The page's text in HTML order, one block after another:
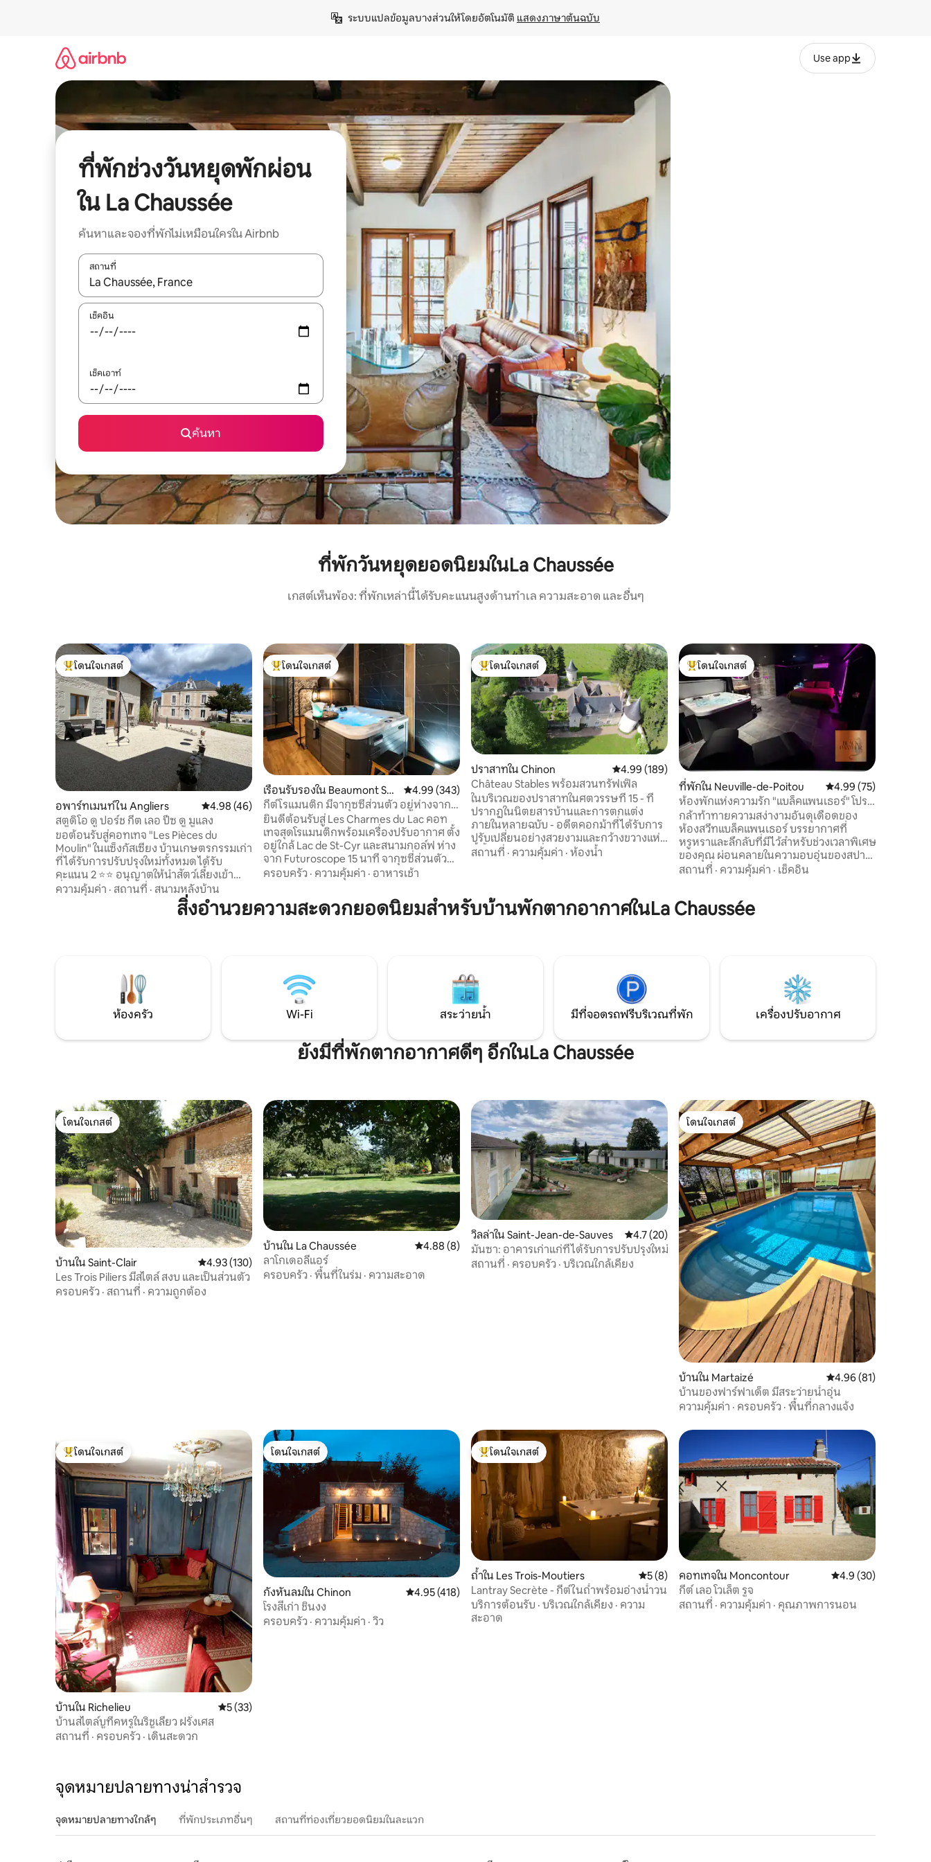
ระบบแปลข้อมูลบางส่วนให้โดยอัตโนมัติ แสดงภาษาต้นฉบับ
Use app
ที่พักช่วงวันหยุดพักผ่อน
ใน La Chaussée
ค้นหาและจองที่พักไม่เหมือนใครใน Airbnb
สถานที่
ใช้ลูกศรขึ้นลง หรือใช้การสัมผัสหรือปัด เพื่อสำรวจผลการค้นหา
เช็คอิน
เช็คเอาท์
ค้นหา
ที่พักวันหยุดยอดนิยมในLa Chaussée
เกสต์เห็นพ้อง: ที่พักเหล่านี้ได้รับคะแนนสูงด้านทำเล ความสะอาด และอื่นๆ
โดนใจเกสต์ที่สุด
โดนใจเกสต์
อพาร์ทเมนท์ใน Angliers คะแนนเฉลี่ย 4.98 จาก 5, 46 รีวิว
4.98 (46)
สตูดิโอ ดู ปอร์ช กีต เลอ ปีซ ดู มูแลง
ขอต้อนรับสู่คอทเทจ "Les Pièces du
Moulin" ในแซ็งกัสเซียง บ้านเกษตรกรรมเก่า
ที่ได้รับการปรับปรุงใหม่ทั้งหมด ได้รับ
คะแนน 2 ⭐️⭐️ อนุญาตให้นำสัตว์เลี้ยงเข้า
ที่พักได้ (สูงสุด 2 ตัว) ยกเว้นแมว สตูดิโอ
Porche เป็นสตูดิโอที่มีเฟอร์นิเจอร์ครบครัน
มีอุปกรณ์ครบครันพร้อมเครื่องซักผ้าผสม
กาแฟแบบแพ็ค 1 แพ็คต่อคนให้บริการเมื่อมา
ความคุ้มค่า · สถานที่ · สนามหลังบ้าน
โดนใจเกสต์ที่สุด
โดนใจเกสต์
เรือนรับรองใน Beaumont Sai
nt-Cyr
คะแนนเฉลี่ย 4.99 จาก 5, 343 รีวิว
4.99 (343)
กีต์โรแมนติก มีจากุซซี่ส่วนตัว อยู่ห่างจากฟู
ทูโรสโคป 15 นาที
ยินดีต้อนรับสู่ Les Charmes du Lac คอท
เทจสุดโรแมนติกพร้อมเครื่องปรับอากาศ ตั้ง
อยู่ใกล้ Lac de St-Cyr และสนามกอล์ฟ ห่าง
จาก Futuroscope 15 นาที จากุซซี่ส่วนตัว
โซฟา Love หน้าจอขนาดใหญ่พร้อม Netflix,
Prime...: ที่พักที่ออกแบบมาเพื่อความเป็น
อยู่ที่ดีและความรู้สึกดีในบรรยากาศที่อบอุ่น
และเป็นกันเอง เหมาะสำหรับการพักผ่อน
ครอบครัว · ความคุ้มค่า · อาหารเช้า
โดนใจเกสต์ที่สุด
โดนใจเกสต์
ปราสาทใน Chinon คะแนนเฉลี่ย 4.99 จาก 5, 189 รีวิว
4.99 (189)
Château Stables พร้อมสวนทรัฟเฟิล
ในบริเวณของปราสาทในศตวรรษที่ 15 - ที่
ปรากฏในนิตยสารบ้านและการตกแต่ง
ภายในหลายฉบับ - อดีตคอกม้าที่ได้รับการ
ปรับเปลี่ยนอย่างสวยงามและกว้างขวางแห่ง
นี้ตั้งอยู่ในสวนที่งดงามพร้อมวิวเหนือสวน
เห็ดทรัฟเฟิลขนาด 10 เอเคอร์ของเรา เต็มไป
อบอุ่นในช่วงเดือนที่อากาศเย็นลงและมีการ
ล่าทรัฟเฟิล ลานที่มีหลังคาคลุมเหมาะ
สถานที่ · ความคุ้มค่า · ห้องน้ำ
โดนใจเกสต์ที่สุด
โดนใจเกสต์
ที่พักใน Neuville-de-Poitou คะแนนเฉลี่ย 4.99 จาก
4.99 (75)
ห้องพักแห่งความรัก "แบล็คแพนเธอร์" โปร
เชฟูทูโรสโคป
กล้าท้าทายความสง่างามอันดุเดือดของ
ห้องสวีทแบล็คแพนเธอร์ บรรยากาศที่
หรูหราและลึกลับที่มีไว้สำหรับช่วงเวลาพิเศษ
ของคุณ ผ่อนคลายในความอบอุ่นของสปา
ส่วนตัวระดับไฮเอนด์และยอมจำนนต่อ
ความสะดวกสบายแบบราชวงศ์ของเตียงคิง
บรรยากาศที่อบอุ่น ทุกรายละเอียดชวนให้
สถานที่ · ความคุ้มค่า · เช็คอิน
สิ่งอำนวยความสะดวกยอดนิยมสำหรับบ้านพักตากอากาศในLa Chaussée
ห้องครัว Wi-Fi สระว่ายน้ำ มีที่จอดรถฟรีบริเวณที่พัก เครื่องปรับอากาศ
ยังมีที่พักตากอากาศดีๆ อีกในLa Chaussée
โดนใจเกสต์
โดนใจเกสต์
บ้านใน Saint-Clair คะแนนเฉลี่ย 4.93 จาก 5, 130 รีวิว
4.93 (130)
Les Trois Piliers มีสไตล์ สงบ และเป็นส่วนตัว
ครอบครัว · สถานที่ · ความถูกต้อง
บ้านใน La Chaussée คะแนนเฉลี่ย 4.88 จาก 5, 8 รีวิว
4.88 (8)
ลาโกเดอลีแอร์
ครอบครัว · พื้นที่ในร่ม · ความสะอาด
วิลล่าใน Saint-Jean-de-Sauves คะแนนเฉลี่ย 4.7 จาก 5, 20 รีวิว
4.7 (20)
มันซา: อาคารเก่าแก่ที่ได้รับการปรับปรุงใหม่
สถานที่ · ครอบครัว · บริเวณใกล้เคียง
โดนใจเกสต์
โดนใจเกสต์
บ้านใน Martaizé คะแนนเฉลี่ย 4.96 จาก
4.96 (81)
บ้านของฟาร์ฟาเด็ต มีสระว่ายน้ำอุ่น
ความคุ้มค่า · ครอบครัว · พื้นที่กลางแจ้ง
โดนใจเกสต์ที่สุด
โดนใจเกสต์
บ้านใน Richelieu คะแนนเฉลี่ย 5 จาก 5, 33 รีวิว
5 (33)
บ้านสไตล์บูทีคหรูในริชูเลียว ฝรั่งเศส
สถานที่ · ครอบครัว · เดินสะดวก
โดนใจเกสต์
โดนใจเกสต์
กังหันลมใน Chinon คะแนนเฉลี่ย 4.95 จาก 5, 418 รีวิว
4.95 (418)
โรงสีเก่า ชินงง
ครอบครัว · ความคุ้มค่า · วิว
โดนใจเกสต์ที่สุด
โดนใจเกสต์
ถ้ำใน Les Trois-Moutiers คะแนนเฉลี่ย 5 จาก 5, 8 รีวิว
5 (8)
Lantray Secrète - กีต์ในถ้ำพร้อมอ่างน้ำวน
บริการต้อนรับ · บริเวณใกล้เคียง · ความ
สะอาด
คอทเทจใน Moncontour คะแนนเฉลี่ย 4.9 จาก
4.9 (30)
กีต์ เลอ โวเล็ต รูจ
สถานที่ · ความคุ้มค่า · คุณภาพการนอน
จุดหมายปลายทางน่าสำรวจ
จุดหมายปลายทางใกล้ๆ ที่พักประเภทอื่นๆ สถานที่ท่องเที่ยวยอดนิยมในละแวก